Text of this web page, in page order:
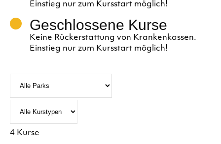
Einstieg nur zum Kursstart möglich!
Geschlossene Kurse
Keine Rückerstattung von Krankenkassen.
Einstieg nur zum Kursstart möglich!
4 Kurse